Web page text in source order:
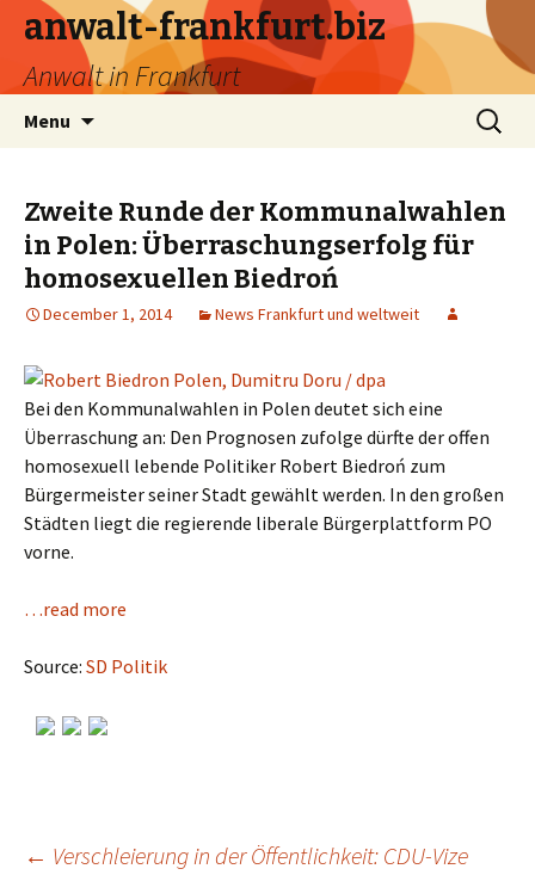
anwalt-frankfurt.biz
Anwalt in Frankfurt
Menu
Search
for:
Zweite Runde der Kommunalwahlen
in Polen: Überraschungserfolg für
homosexuellen Biedroń
December 1, 2014 News Frankfurt und weltweit
Bei den Kommunalwahlen in Polen deutet sich eine
Überraschung an: Den Prognosen zufolge dürfte der offen
homosexuell lebende Politiker Robert Biedroń zum
Bürgermeister seiner Stadt gewählt werden. In den großen
Städten liegt die regierende liberale Bürgerplattform PO
vorne.
…read more
Source: SD Politik
← Verschleierung in der Öffentlichkeit: CDU-Vize